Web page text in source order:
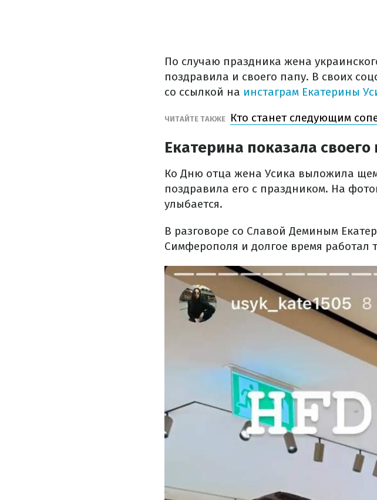
По случаю праздника жена
поздравила и своего папу. В своих
со ссылкой на инстаграм Екатерины
ЧИТАЙТЕ ТАКЖЕ Кто станет следующим
Екатерина показала своего
Ко Дню отца жена Усика выложила
поздравила его с праздником. На
улыбается.
В разговоре со Славой Деминым
Симферополя и долгое время работал